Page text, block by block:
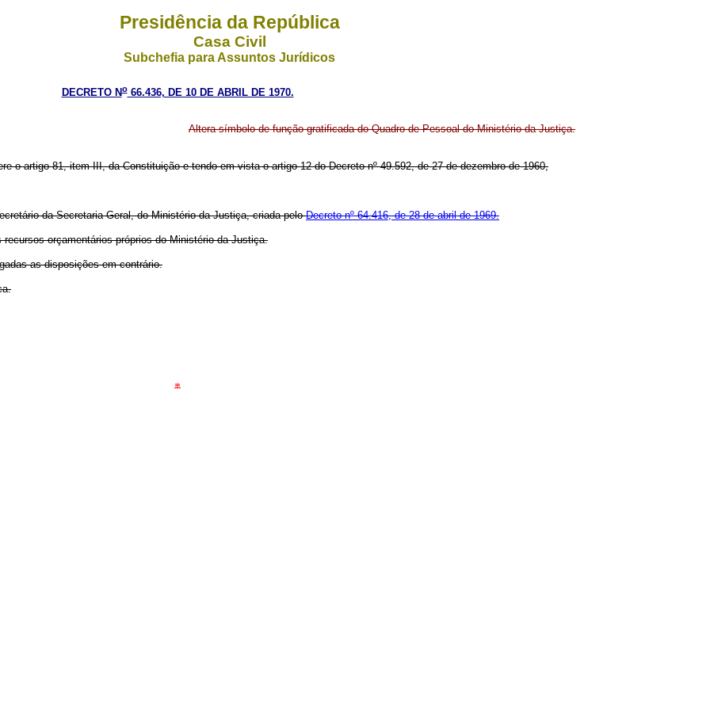
Presidência da República
Casa Civil
Subchefia para Assuntos Jurídicos
DECRETO No66.436, DE 10 DE ABRIL DE 1970.
Altera símbolo de função gratificada do Quadro de Pessoal do Ministério da Justiça.
o artigo 81, item III, da Constituição e tendo em vista o artigo 12 do Decreto nº 49.592, de 27 de dezembro de 1960,
da Secretaria-Geral, do Ministério da Justiça, criada peloDecreto nº 64.416, de 28 de abril de 1969.
orçamentários próprios do Ministério da Justiça.
as disposições em contrário.
*